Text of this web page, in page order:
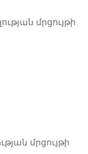
մրցույթի
մրցույթի